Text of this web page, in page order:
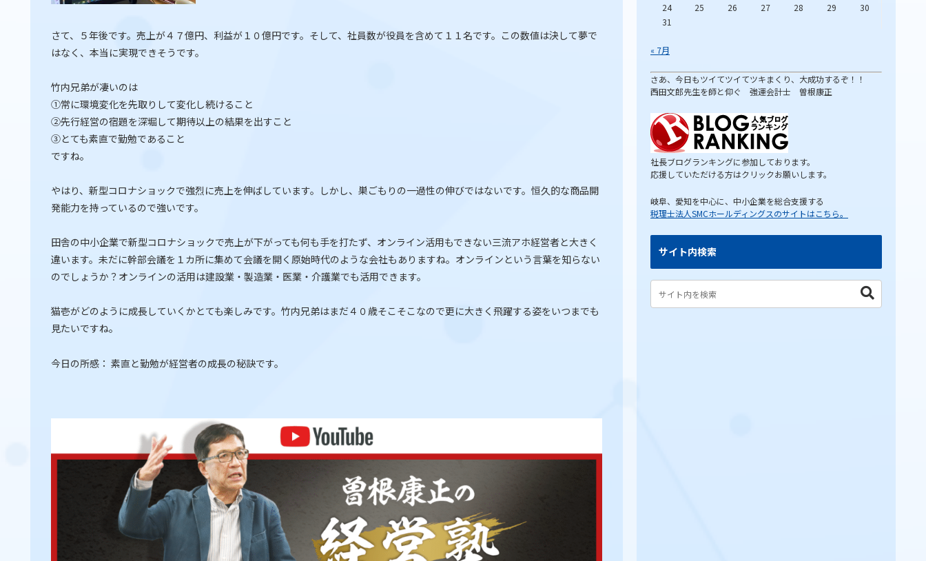
さて、５年後です。売上が４７億円、利益が１０億円です。そして、社員数が役員を含めて１１名です。この数値は決して夢で
はなく、本当に実現できそうです。
竹内兄弟が凄いのは
①常に環境変化を先取りして変化し続けること
②先行経営の宿題を深堀して期待以上の結果を出すこと
③とても素直で勤勉であること
ですね。
やはり、新型コロナショックで強烈に売上を伸ばしています。しかし、巣ごもりの一過性の伸びではないです。恒久的な商品開
発能力を持っているので強いです。
田舎の中小企業で新型コロナショックで売上が下がっても何も手を打たず、オンライン活用もできない三流アホ経営者と大きく
違います。未だに幹部会議を１カ所に集めて会議を開く原始時代のような会社もありますね。オンラインという言葉を知らない
のでしょうか？オンラインの活用は建設業・製造業・医業・介護業でも活用できます。
猫壱がどのように成長していくかとても楽しみです。竹内兄弟はまだ４０歳そこそこなので更に大きく飛躍する姿をいつまでも
見たいですね。
今日の所感： 素直と勤勉が経営者の成長の秘訣です。
24
25 26 27 28 29
30
31
« 7月
さあ、今日もツイてツイてツキまくり、大成功するぞ！！
西田文郎先生を師と仰ぐ 強運会計士 曽根康正
社長ブログランキングに参加しております。
応援していただける方はクリックお願いします。
岐阜、愛知を中心に、中小企業を総合支援する
税理士法人SMCホールディングスのサイトはこちら。
サイト内検索